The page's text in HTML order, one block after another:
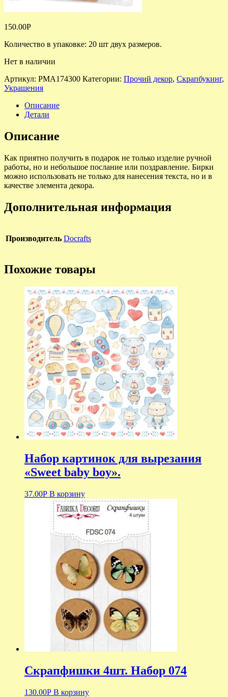
150.00Р
Количество в упаковке: 20 шт двух размеров.
Нет в наличии
Артикул: PMA174300 Категории: Прочий декор, Скрапбукинг,
Украшения
Описание
Детали
Описание
Как приятно получить в подарок не только изделие ручной
работы, но и небольшое послание или поздравление. Бирки
можно использовать не только для нанесения текста, но и в
качестве элемента декора.
Дополнительная информация
Производитель Docrafts
Похожие товары
Набор картинок для вырезания
«Sweet baby boy».
37.00Р В корзину
Скрапфишки 4шт. Набор 074
130.00Р В корзину